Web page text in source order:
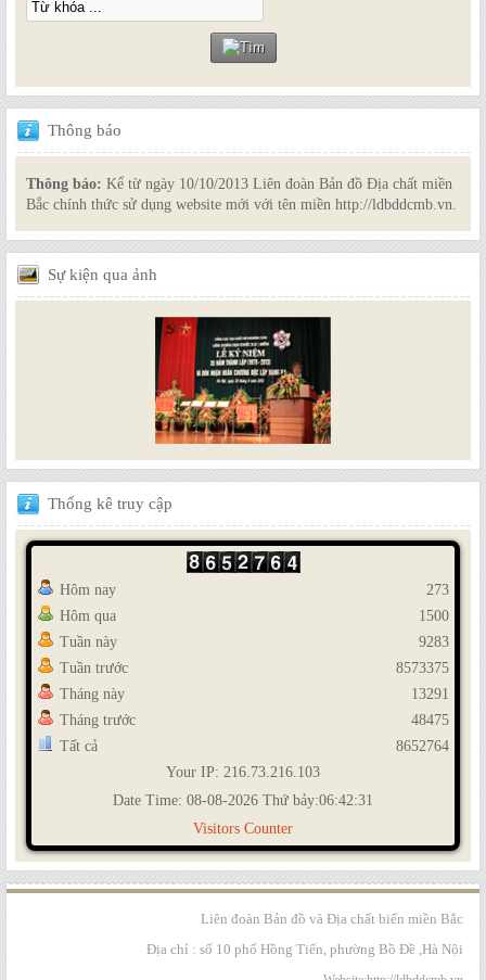
Thông báo
Thông báo: Kể từ ngày 10/10/2013 Liên đoàn Bản đồ Địa chất miền
Bắc chính thức sử dụng website mới với tên miền http://ldbddcmb.vn.
Sựkiện qua ảnh
Thống kê truy cập
Hôm nay
Hôm qua
Tuần này
Tuần trước
Tháng này
Tháng trước
Tất cả
273
1500
9283
8573375
13291
48475
8652764
Your IP: 216.73.216.103
Date Time: 08-08-2026 Thứ bảy:06:42:31
Visitors Counter
Liên đoàn Bản đồ và Địa chất biển miền Bắc
Địa chỉ : số 10 phố Hồng Tiến, phường Bồ Đề ,Hà Nội